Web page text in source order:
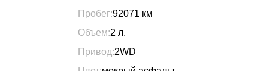
Пробег:92071 км
Объем:2 л.
Привод:2WD